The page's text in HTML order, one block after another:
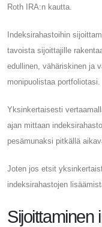
Roth IRA:n kautta.
Indeksirahastoihin
tavoista sijoittajille
edullinen, vähäriskinen ja
monipuolistaa portfoliotasi.
Yksinkertaisesti
ajan mittaan
pesämunaksi pitkällä
Joten jos etsit
indeksirahastojen
Sijoittaminen